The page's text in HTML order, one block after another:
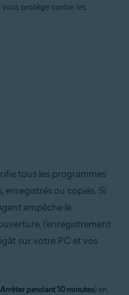
vous protège contre les
tous les programmes
ou copiés. Si
empêche le
l’enregistrement
sur votre PC et vos
Arrêter pendant 10 minutes) en